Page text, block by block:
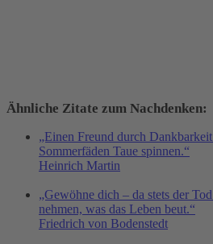
Ähnliche Zitate zum Nachdenken:
„Einen Freund durch
Sommerfäden Taue spinnen.“
Heinrich Martin
„Gewöhne dich – da stets der
nehmen, was das Leben beut.“
Friedrich von Bodenstedt